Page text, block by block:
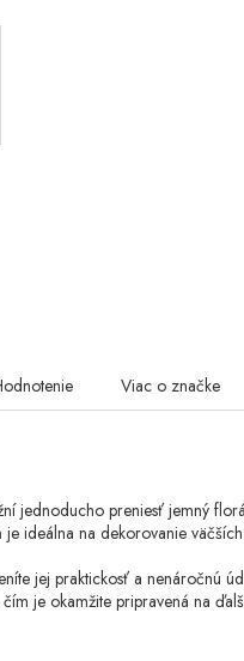
Viac o značke
jednoducho preniesť jemný
je ideálna na dekorovanie
jej praktickosť a nenáročnú
je okamžite pripravená na